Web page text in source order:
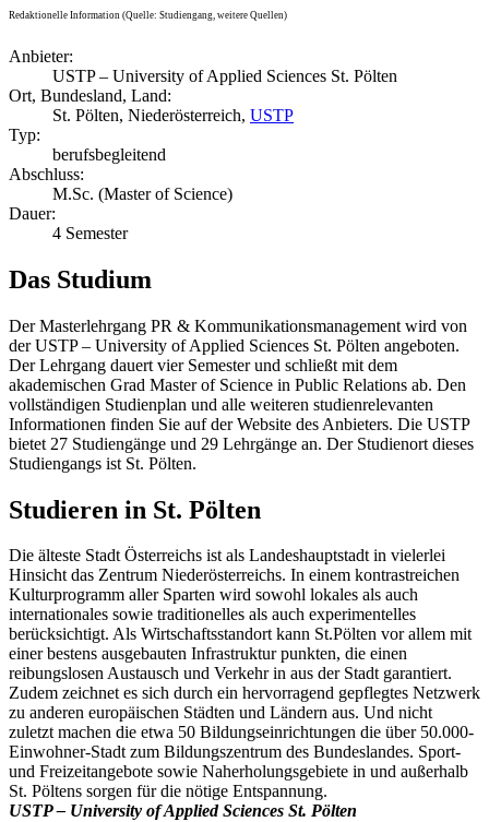
Redaktionelle Information (Quelle: Studiengang, weitere Quellen)
Anbieter:
USTP – University of Applied Sciences St. Pölten
Ort, Bundesland, Land:
St. Pölten, Niederösterreich, USTP
Typ:
berufsbegleitend
Abschluss:
M.Sc. (Master of Science)
Dauer:
4 Semester
Das Studium
Der Masterlehrgang PR & Kommunikationsmanagement wird von
der USTP – University of Applied Sciences St. Pölten angeboten.
Der Lehrgang dauert vier Semester und schließt mit dem
akademischen Grad Master of Science in Public Relations ab. Den
vollständigen Studienplan und alle weiteren studienrelevanten
Informationen finden Sie auf der Website des Anbieters. Die USTP
bietet 27 Studiengänge und 29 Lehrgänge an. Der Studienort dieses
Studiengangs ist St. Pölten.
Studieren in St. Pölten
Die älteste Stadt Österreichs ist als Landeshauptstadt in vielerlei
Hinsicht das Zentrum Niederösterreichs. In einem kontrastreichen
Kulturprogramm aller Sparten wird sowohl lokales als auch
internationales sowie traditionelles als auch experimentelles
berücksichtigt. Als Wirtschaftsstandort kann St.Pölten vor allem mit
einer bestens ausgebauten Infrastruktur punkten, die einen
reibungslosen Austausch und Verkehr in aus der Stadt garantiert.
Zudem zeichnet es sich durch ein hervorragend gepflegtes Netzwerk
zu anderen europäischen Städten und Ländern aus. Und nicht
zuletzt machen die etwa 50 Bildungseinrichtungen die über 50.000-
Einwohner-Stadt zum Bildungszentrum des Bundeslandes. Sport-
und Freizeitangebote sowie Naherholungsgebiete in und außerhalb
St. Pöltens sorgen für die nötige Entspannung.
USTP – University of Applied Sciences St. Pölten